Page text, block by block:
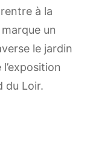
rentre à la
un
le jardin
du Loir.